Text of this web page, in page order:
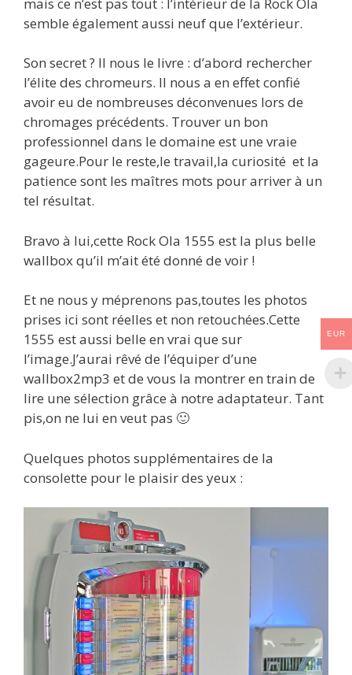
semble également aussi neuf que l’extérieur.
Son secret ? Il nous le livre : d’abord rechercher
l’élite des chromeurs. Il nous a en effet confié
avoir eu de nombreuses déconvenues lors de
chromages précédents. Trouver un bon
professionnel dans le domaine est une vraie
gageure.Pour le reste,le travail,la curiosité et la
patience sont les maîtres mots pour arriver à un
tel résultat.
Bravo à lui,cette Rock Ola 1555 est la plus belle
wallbox qu’il m’ait été donné de voir !
Et ne nous y méprenons pas,toutes les photos
prises ici sont réelles et non retouchées.Cette
1555 est aussi belle en vrai que sur
l’image.J’aurai rêvé de l’équiper d’une
wallbox2mp3 et de vous la montrer en train de
lire une sélection grâce à notre adaptateur. Tant
pis,on ne lui en veut pas 🙂
Quelques photos supplémentaires de la
consolette pour le plaisir des yeux :
EUR